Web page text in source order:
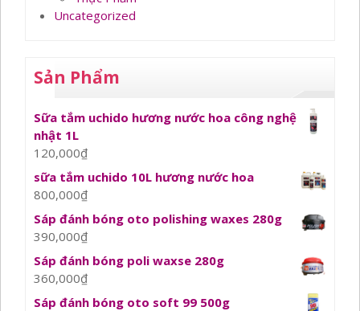
Uncategorized
Sản Phẩm
Sữa tắm uchido hương nước hoa công nghệ
nhật 1L
120,000₫
sữa tắm uchido 10L hương nước hoa
800,000₫
Sáp đánh bóng oto polishing waxes 280g
390,000₫
Sáp đánh bóng poli waxse 280g
360,000₫
Sáp đánh bóng oto soft 99 500g